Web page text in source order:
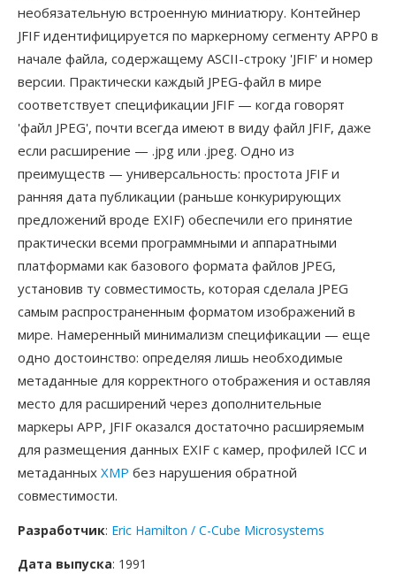
необязательную встроенную миниатюру. Контейнер
JFIF идентифицируется по маркерному сегменту APP0 в
начале файла, содержащему ASCII-строку 'JFIF' и номер
версии. Практически каждый JPEG-файл в мире
соответствует спецификации JFIF — когда говорят
'файл JPEG', почти всегда имеют в виду файл JFIF, даже
если расширение — .jpg или .jpeg. Одно из
преимуществ — универсальность: простота JFIF и
ранняя дата публикации (раньше конкурирующих
предложений вроде EXIF) обеспечили его принятие
практически всеми программными и аппаратными
платформами как базового формата файлов JPEG,
установив ту совместимость, которая сделала JPEG
самым распространенным форматом изображений в
мире. Намеренный минимализм спецификации — еще
одно достоинство: определяя лишь необходимые
метаданные для корректного отображения и оставляя
место для расширений через дополнительные
маркеры APP, JFIF оказался достаточно расширяемым
для размещения данных EXIF с камер, профилей ICC и
метаданных XMP без нарушения обратной
совместимости.
Разработчик: Eric Hamilton / C-Cube Microsystems
Дата выпуска: 1991